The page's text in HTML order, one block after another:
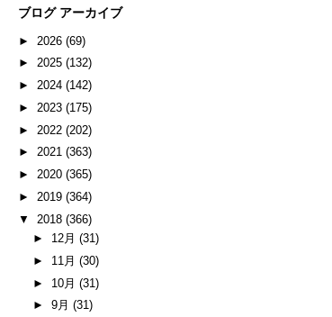
ブログ アーカイブ
► 2026 (69)
► 2025 (132)
► 2024 (142)
► 2023 (175)
► 2022 (202)
► 2021 (363)
► 2020 (365)
► 2019 (364)
▼ 2018 (366)
► 12月 (31)
► 11月 (30)
► 10月 (31)
► 9月 (31)